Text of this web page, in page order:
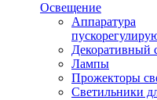
Освещение
Аппаратура
Декоративный
Лампы
Прожекторы
Светильники